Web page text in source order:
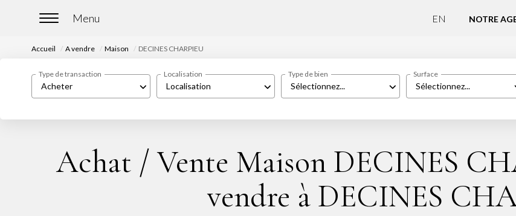
NOTRE
EN
Accueil A vendre Maison DECINES CHARPIEU
Acheter
Type de transaction
Localisation
Localisation
Sélectionnez...
Type de bien
Sélectionnez...
Surface
Achat / Vente Maison DECINES
vendre à DECINES